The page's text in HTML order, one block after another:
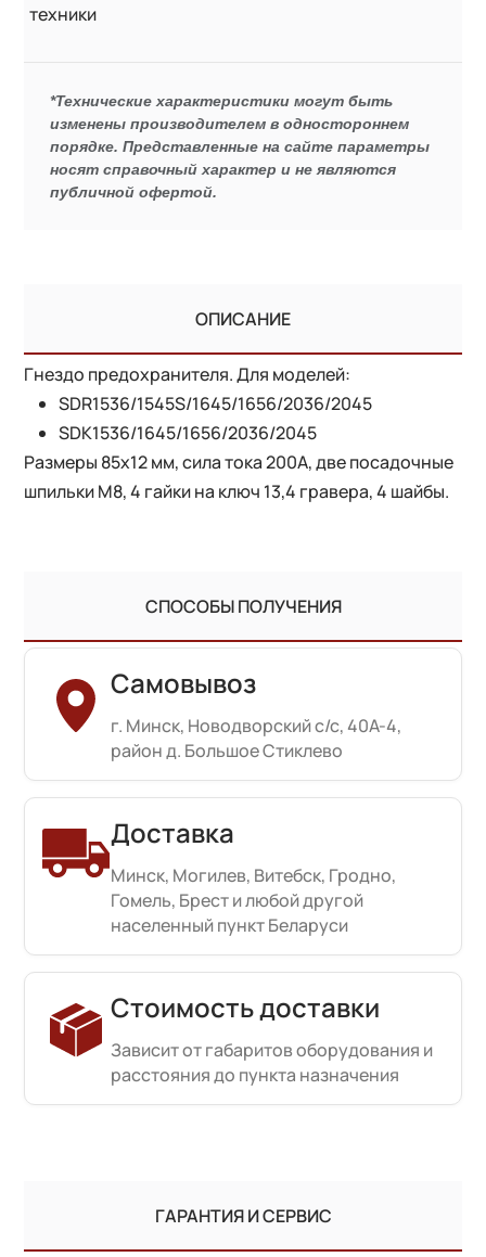
техники
*Технические характеристики могут быть
изменены производителем в одностороннем
порядке. Представленные на сайте параметры
носят справочный характер и не являются
публичной офертой.
ОПИСАНИЕ
Гнездо предохранителя. Для моделей:
SDR1536/1545S/1645/1656/2036/2045
SDK1536/1645/1656/2036/2045
Размеры 85х12 мм, сила тока 200А, две посадочные
шпильки М8, 4 гайки на ключ 13,4 гравера, 4 шайбы.
СПОСОБЫ ПОЛУЧЕНИЯ
Самовывоз
г. Минск, Новодворский с/с, 40А-4,
район д. Большое Стиклево
Доставка
Минск, Могилев, Витебск, Гродно,
Гомель, Брест и любой другой
населенный пункт Беларуси
Стоимость доставки
Зависит от габаритов оборудования и
расстояния до пункта назначения
ГАРАНТИЯ И СЕРВИС